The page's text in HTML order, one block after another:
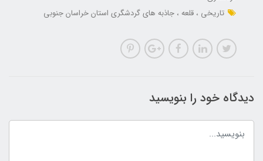
تاریخی
قلعه جاذبه های گردشگری استان خراسان جنوبی
دیدگاه خود را بنویسید